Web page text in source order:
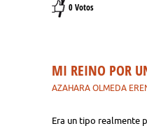
0 Votos
MI REINO POR
AZAHARA OLMEDA
Era un tipo realmente